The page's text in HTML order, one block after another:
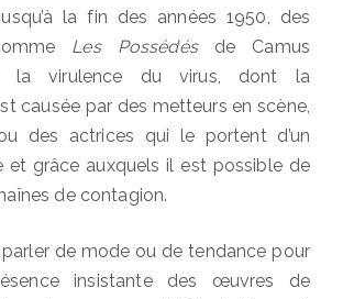
la fin des années 1950, des
Les Possédés de Camus
la virulence du virus, dont la
causée par des metteurs en scène,
des actrices qui le portent d’un
et grâce auxquels il est possible de
de contagion.
de mode ou de tendance pour
insistante des œuvres de